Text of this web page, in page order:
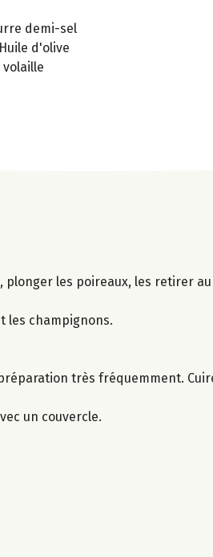
demi-sel
d'olive
volaille
plonger les poireaux, les retirer
les champignons.
très fréquemment.
un couvercle.